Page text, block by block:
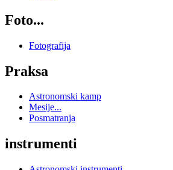
Foto...
Fotografija
Praksa
Astronomski kamp
Mesije...
Posmatranja
instrumenti